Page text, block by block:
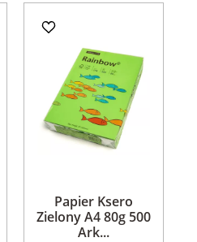
Papier Ksero
Zielony A4 80g 500
Ark...